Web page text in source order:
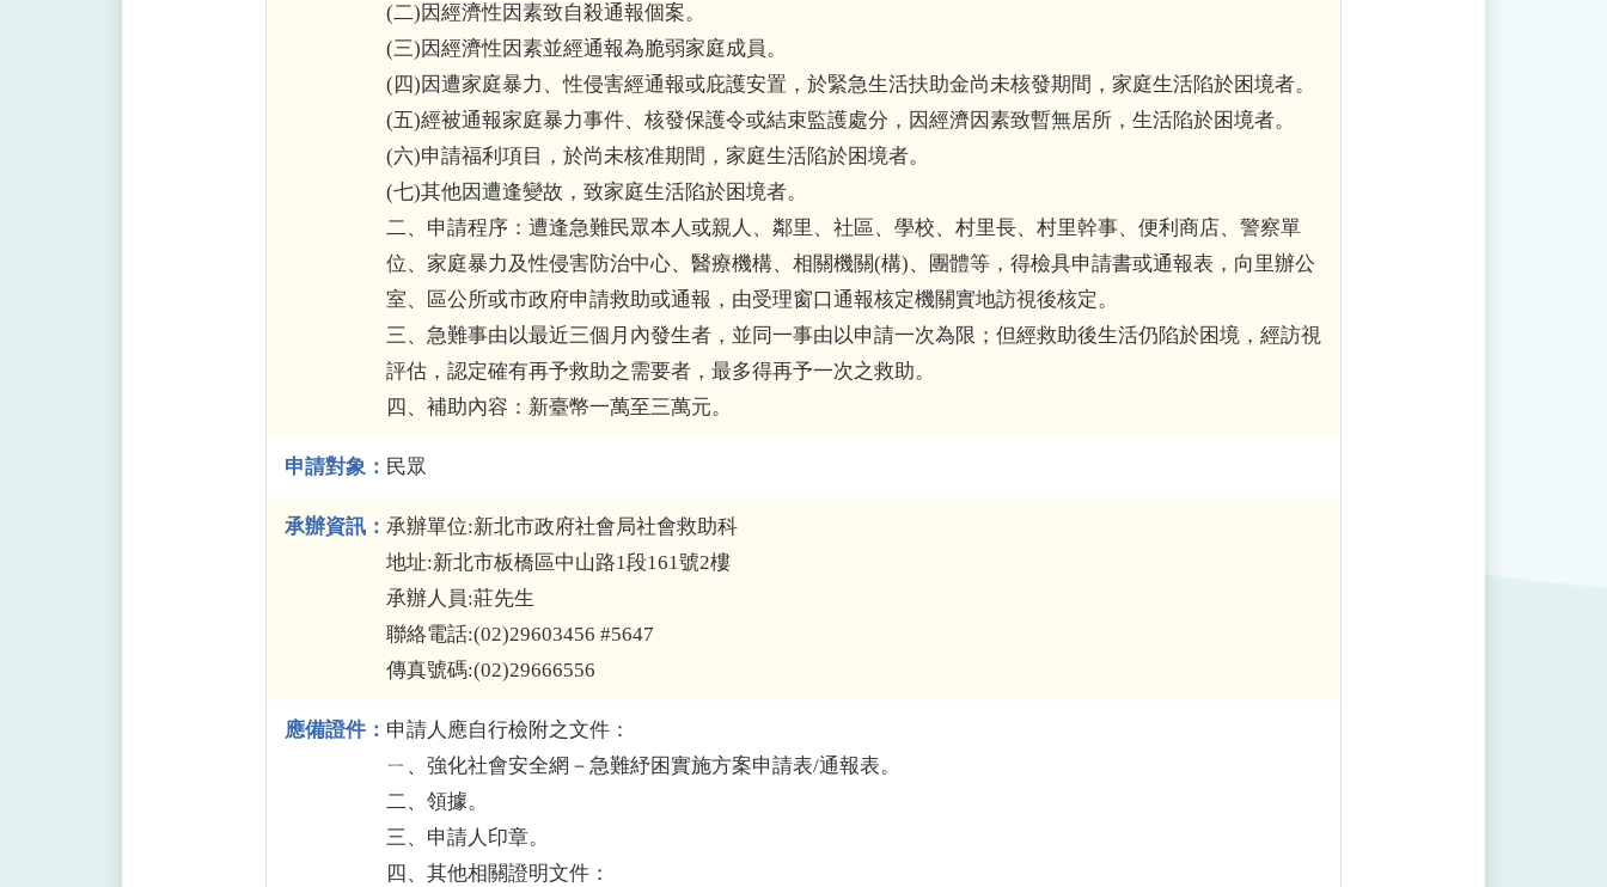
(二)因經濟性因素致自殺通報個案。
(三)因經濟性因素並經通報為脆弱家庭成員。
(四)因遭家庭暴力、性侵害經通報或庇護安置，於緊急生活扶助金尚未核發期間，家庭生活陷於困境者。
(五)經被通報家庭暴力事件、核發保護令或結束監護處分，因經濟因素致暫無居所，生活陷於困境者。
(六)申請福利項目，於尚未核准期間，家庭生活陷於困境者。
(七)其他因遭逢變故，致家庭生活陷於困境者。
二、申請程序：遭逢急難民眾本人或親人、鄰里、社區、學校、村里長、村里幹事、便利商店、警察單
位、家庭暴力及性侵害防治中心、醫療機構、相關機關(構)、團體等，得檢具申請書或通報表，向里辦公
室、區公所或市政府申請救助或通報，由受理窗口通報核定機關實地訪視後核定。
三、急難事由以最近三個月內發生者，並同一事由以申請一次為限；但經救助後生活仍陷於困境，經訪視
評估，認定確有再予救助之需要者，最多得再予一次之救助。
四、補助內容：新臺幣一萬至三萬元。
申請對象： 民眾
承辦資訊： 承辦單位:新北市政府社會局社會救助科
地址:新北市板橋區中山路1段161號2樓
承辦人員:莊先生
聯絡電話:(02)29603456 #5647
傳真號碼:(02)29666556
應備證件： 申請人應自行檢附之文件：
ㄧ、強化社會安全網－急難紓困實施方案申請表/通報表。
二、領據。
三、申請人印章。
四、其他相關證明文件：